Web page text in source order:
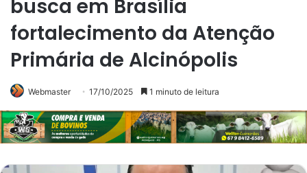
busca em Brasília
fortalecimento da Atenção
Primária de Alcinópolis
Webmaster 17/10/2025 1 minuto de leitura